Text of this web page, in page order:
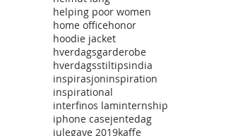
helping poor women
home officehonor
hoodie jacket
hverdagsgarderobe
hverdagsstiltipsindia
inspirasjoninspiration
inspirational
interfinos laminternship
iphone casejentedag
julegave 2019kaffe